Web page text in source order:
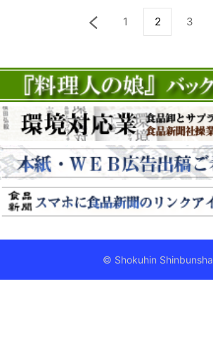
1 2 3
© Shokuhin Shinbunsha